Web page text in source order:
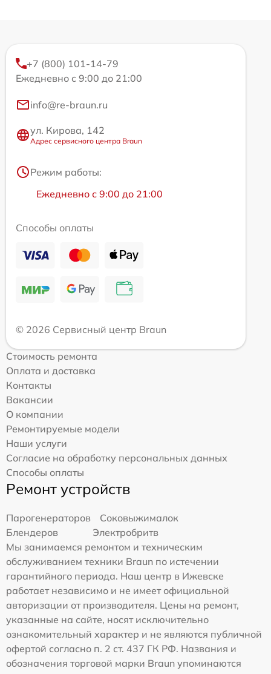
+7 (800) 101-14-79
Ежедневно с 9:00 до 21:00
info@re-braun.ru
ул. Кирова, 142
Адрес сервисного центра Braun
Режим работы:
Ежедневно с 9:00 до 21:00
Способы оплаты
© 2026 Сервисный центр Braun
Стоимость ремонта
Оплата и доставка
Контакты
Вакансии
О компании
Ремонтируемые модели
Наши услуги
Согласие на обработку персональных данных
Способы оплаты
Ремонт устройств
Парогенераторов
Соковыжималок
Блендеров
Электробритв
Мы занимаемся ремонтом и техническим
обслуживанием техники Braun по истечении
гарантийного периода. Наш центр в Ижевске
работает независимо и не имеет официальной
авторизации от производителя. Цены на ремонт,
указанные на сайте, носят исключительно
ознакомительный характер и не являются публичной
офертой согласно п. 2 ст. 437 ГК РФ. Названия и
обозначения торговой марки Braun упоминаются